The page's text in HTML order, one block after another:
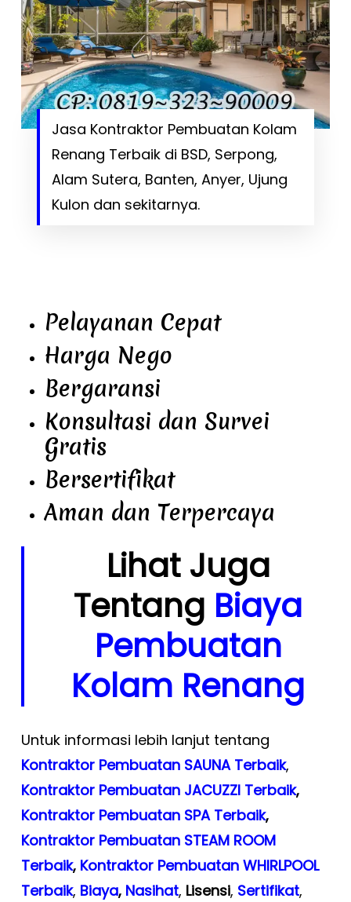
Jasa Kontraktor Pembuatan Kolam
Renang Terbaik di BSD, Serpong,
Alam Sutera, Banten, Anyer, Ujung
Kulon dan sekitarnya.
Pelayanan Cepat
Harga Nego
Bergaransi
Konsultasi dan Survei
Gratis
Bersertifikat
Aman dan Terpercaya
Lihat Juga
Tentang Biaya
Pembuatan
Kolam Renang
Untuk informasi lebih lanjut tentang
Kontraktor Pembuatan SAUNA Terbaik,
Kontraktor Pembuatan JACUZZI Terbaik,
Kontraktor Pembuatan SPA Terbaik,
Kontraktor Pembuatan STEAM ROOM
Terbaik, Kontraktor Pembuatan WHIRLPOOL
Terbaik, Biaya, Nasihat, Lisensi, Sertifikat,